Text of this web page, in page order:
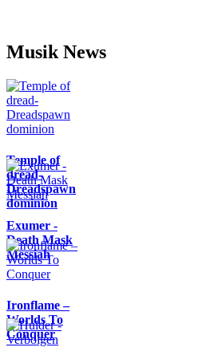
Musik News
Temple of
dread-
Dreadspawn
dominion
Exumer -
Death Mask
Messiah
Ironflame –
Worlds To
Conquer